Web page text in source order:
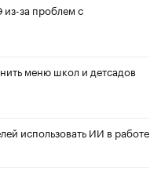
из-за проблем с
меню школ и детсадов
использовать ИИ в работе